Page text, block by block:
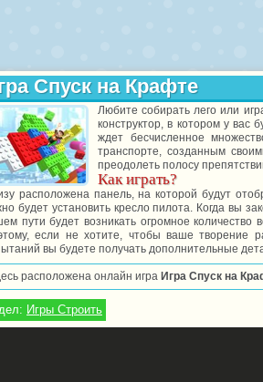
Спуск на Крафте
Любите собирать лего или
конструктор, в котором у вас
ждет бесчисленное
транспорте, созданным
преодолеть полосу
Как играть?
расположена панель, на которой будут
будет установить кресло пилота. Когда вы
пути будет возникать огромное
если не хотите, чтобы ваше творение
вы будете получать дополнительные
расположена онлайн игра Игра Спуск на
Игры Строить